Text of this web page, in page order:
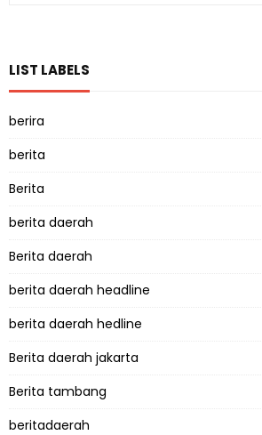
LIST LABELS
berira
berita
Berita
berita daerah
Berita daerah
berita daerah headline
berita daerah hedline
Berita daerah jakarta
Berita tambang
beritadaerah